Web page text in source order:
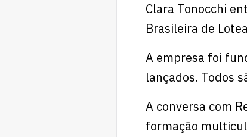
Clara Tonocchi
Brasileira de
A empresa foi
lançados. Todos
A conversa com
formação